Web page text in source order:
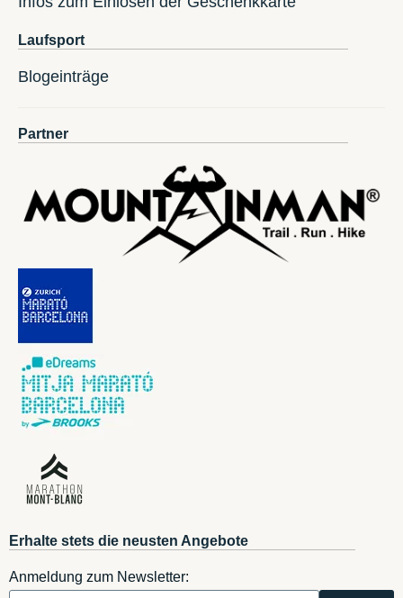
Laufsport
Blogeinträge
Partner
Erhalte stets die neusten Angebote
Anmeldung zum Newsletter: